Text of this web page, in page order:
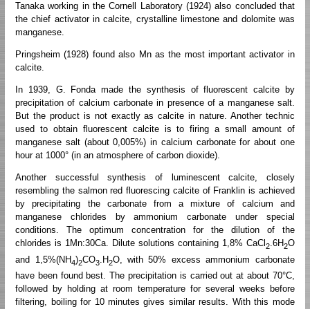
Tanaka working in the Cornell Laboratory (1924) also concluded that
the chief activator in calcite, crystalline limestone and dolomite was
manganese.
Pringsheim (1928) found also Mn as the most important activator in
calcite.
In 1939, G. Fonda made the synthesis of fluorescent calcite by
precipitation of calcium carbonate in presence of a manganese salt.
But the product is not exactly as calcite in nature. Another technic
used to obtain fluorescent calcite is to firing a small amount of
manganese salt (about 0,005%) in calcium carbonate for about one
hour at 1000° (in an atmosphere of carbon dioxide).
Another successful synthesis of luminescent calcite, closely
resembling the salmon red fluorescing calcite of Franklin is achieved
by precipitating the carbonate from a mixture of calcium and
manganese chlorides by ammonium carbonate under special
conditions. The optimum concentration for the dilution of the
chlorides is 1Mn:30Ca. Dilute solutions containing 1,8% CaCl 2.6H2O
and 1,5%(NH4)2CO3.H2O, with 50% excess ammonium carbonate
have been found best. The precipitation is carried out at about 70°C,
followed by holding at room temperature for several weeks before
filtering, boiling for 10 minutes gives similar results. With this mode